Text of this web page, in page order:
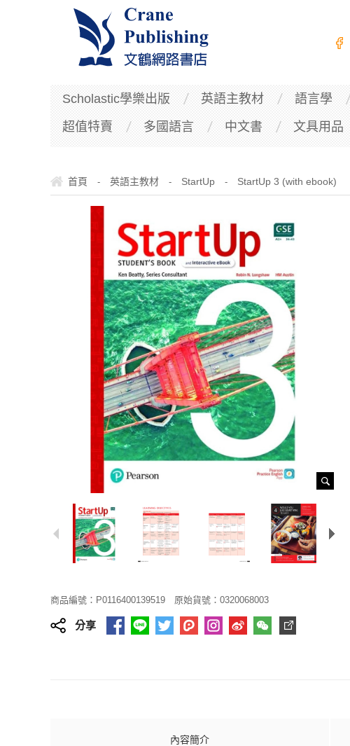
Scholastic學樂出版 英語主教材 語言學
超值特賣
多國語言 中文書 文具用品
首頁 - 英語主教材 - StartUp - StartUp 3 (with ebook)
商品編號：P0116400139519 原始貨號：0320068003
分享
內容簡介